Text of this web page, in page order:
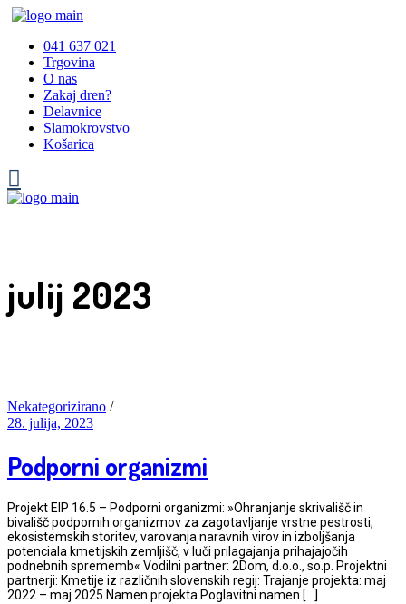
041 637 021
Trgovina
O nas
Zakaj dren?
Delavnice
Slamokrovstvo
Košarica
julij 2023
Nekategorizirano /
28. julija, 2023
Podporni organizmi
Projekt EIP 16.5 – Podporni organizmi: »Ohranjanje skrivališč in
bivališč podpornih organizmov za zagotavljanje vrstne pestrosti,
ekosistemskih storitev, varovanja naravnih virov in izboljšanja
potenciala kmetijskih zemljišč, v luči prilagajanja prihajajočih
podnebnih sprememb« Vodilni partner: 2Dom, d.o.o., so.p. Projektni
partnerji: Kmetije iz različnih slovenskih regij: Trajanje projekta: maj
2022 – maj 2025 Namen projekta Poglavitni namen […]